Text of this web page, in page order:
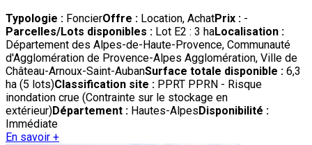
Typologie : FoncierOffre : Location, AchatPrix : -
Parcelles/Lots disponibles : Lot E2 : 3 haLocalisation :
Département des Alpes-de-Haute-Provence, Communauté
d'Agglomération de Provence-Alpes Agglomération, Ville de
Château-Arnoux-Saint-AubanSurface totale disponible : 6,3
ha (5 lots)Classification site : PPRT PPRN - Risque
inondation crue (Contrainte sur le stockage en
extérieur)Département : Hautes-Alpes Disponibilité :
Immédiate
En savoir +